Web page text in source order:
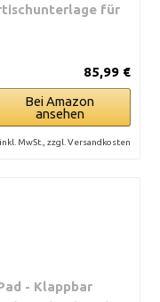
für
85,99 €
Bei Amazon
ansehen
MwSt., zzgl. Versandkosten
- Klappbar